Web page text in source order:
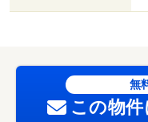
無
この物